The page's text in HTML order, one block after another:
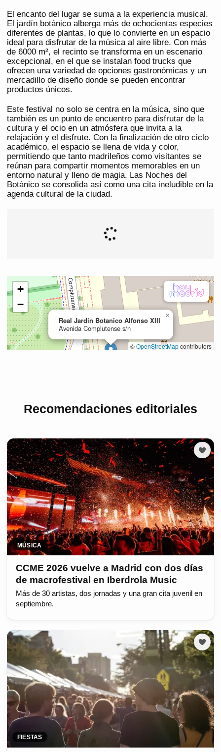
El encanto del lugar se suma a la experiencia musical.
El jardín botánico alberga más de ochocientas especies
diferentes de plantas, lo que lo convierte en un espacio
ideal para disfrutar de la música al aire libre. Con más
de 6000 m², el recinto se transforma en un escenario
excepcional, en el que se instalan food trucks que
ofrecen una variedad de opciones gastronómicas y un
mercadillo de diseño donde se pueden encontrar
productos únicos.
Este festival no solo se centra en la música, sino que
también es un punto de encuentro para disfrutar de la
cultura y el ocio en un atmósfera que invita a la
relajación y el disfrute. Con la finalización de otro ciclo
académico, el espacio se llena de vida y color,
permitiendo que tanto madrileños como visitantes se
reúnan para compartir momentos memorables en un
entorno natural y lleno de magia. Las Noches del
Botánico se consolida así como una cita ineludible en la
agenda cultural de la ciudad.
Recomendaciones editoriales
MÚSICA
CCME 2026 vuelve a Madrid con dos días
de macrofestival en Iberdrola Music
Más de 30 artistas, dos jornadas y una gran cita juvenil en
septiembre.
FIESTAS